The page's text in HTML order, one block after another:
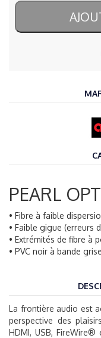
PEARL
• Fibre à faible
• Faible gigue (erreurs
• Extrémités de fibre à
• PVC noir à bande
La frontière audio est
perspective des
HDMI, USB,